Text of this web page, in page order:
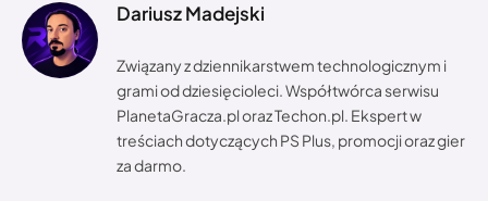
Dariusz Madejski
Związany z dziennikarstwem technologicznym i
grami od dziesięcioleci. Współtwórca serwisu
PlanetaGracza.pl oraz Techon.pl. Ekspert w
treściach dotyczących PS Plus, promocji oraz gier
za darmo.